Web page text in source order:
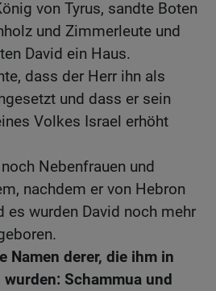
von Tyrus, sandte Boten
und Zimmerleute und
David ein Haus.
dass der Herr ihn als
und dass er sein
Volkes Israel erhöht
Nebenfrauen und
nachdem er von Hebron
es wurden David noch mehr
Namen derer, die ihm in
Schammua und